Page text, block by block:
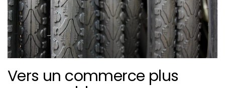
Vers un commerce plus